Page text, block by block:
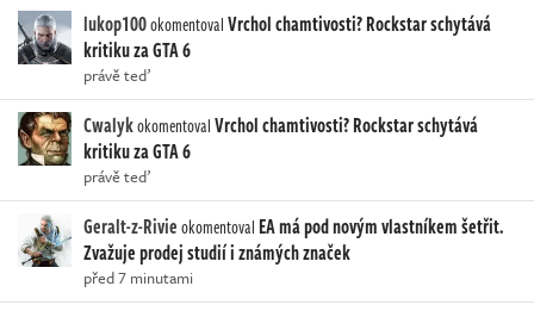
lukop100okomentovalVrchol chamtivosti? Rockstar schytává
kritiku za GTA 6
právě teď
CwalykokomentovalVrchol chamtivosti? Rockstar schytává
kritiku za GTA 6
právě teď
Geralt-z-Rivieokomentoval EA má pod novým vlastníkem šetřit.
Zvažuje prodej studií i známých značek
před 7 minutami